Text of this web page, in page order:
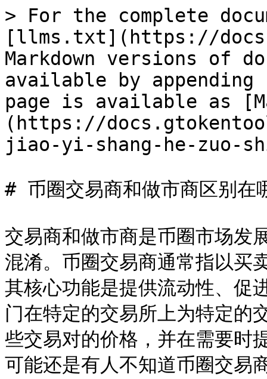
> For the complete
[llms.txt](https://
Markdown versions of
available by
page is available as
(https://
jiao-yi-shang-he-zuo-
# 币圈交易商和做市商区别在
交易商和做市商是币圈市场发
混淆。币圈交易商通常指以买
其核心功能是提供流动性、促
门在特定的交易所上为特定的
些交易对的价格，并在需要时
可能还是有人不知道币圈交易